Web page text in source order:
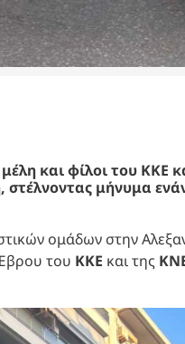
και φίλοι του ΚΚΕ
μήνυμα
ομάδων στην
του ΚΚΕ και της